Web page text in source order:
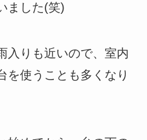
ました(笑)
入りも近いので、室内
を使うことも多くなり